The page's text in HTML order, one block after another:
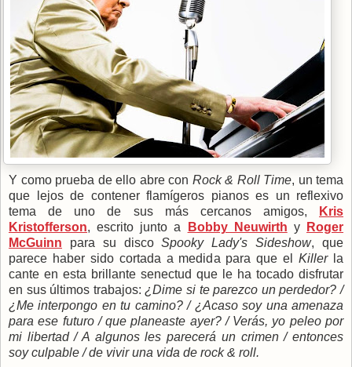
Y como prueba de ello abre con Rock & Roll Time, un tema
que lejos de contener flamígeros pianos es un reflexivo
tema de uno de sus más cercanos amigos,
Kris
Kristofferson, escrito junto a Bobby Neuwirth y
Roger
McGuinn para su discoSpooky Lady's Sideshow, que
parece haber sido cortada a medida para que elKillerla
cante en esta brillante senectud que le ha tocado disfrutar
en sus últimos trabajos:¿Dime si te parezco un perdedor? /
¿Me interpongo en tu camino? / ¿Acaso soy una amenaza
para ese futuro / que planeaste ayer? / Verás, yo peleo por
mi libertad / A algunos les parecerá un crimen / entonces
soy culpable / de vivir una vida de rock & roll.